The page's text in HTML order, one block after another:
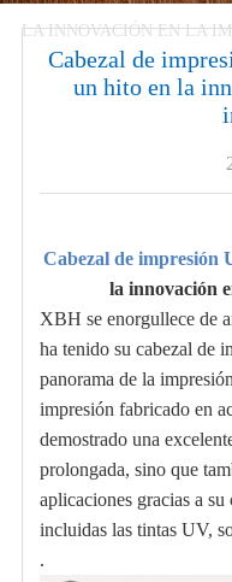
LA INNOVACIÓN EN LA
Cabezal de
un hito en la
Cabezal de impresión
la innovación
XBH se enorgullece de
ha tenido su cabezal de
panorama de la
impresión fabricado en
demostrado una
prolongada, sino que
aplicaciones gracias a
incluidas las tintas UV,
.